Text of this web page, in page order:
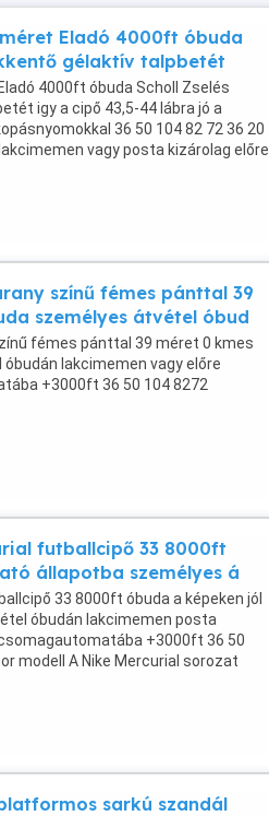
Eladó 4000ft óbuda
gélaktív talpbetét
4000ft óbuda Scholl Zselés
igy a cipő 43,5-44 lábra jó a
36 50 104 82 72 36 20
vagy posta kizárolag előre
vagy ...
színű fémes pánttal 39
személyes átvétel óbud
fémes pánttal 39 méret 0 kmes
lakcimemen vagy előre
+3000ft 36 50 104 8272
futballcipő 33 8000ft
állapotba személyes á
33 8000ft óbuda a képeken jól
óbudán lakcimemen posta
+3000ft 36 50
modell A Nike Mercurial sorozat
tervezett ...
sarkú szandál